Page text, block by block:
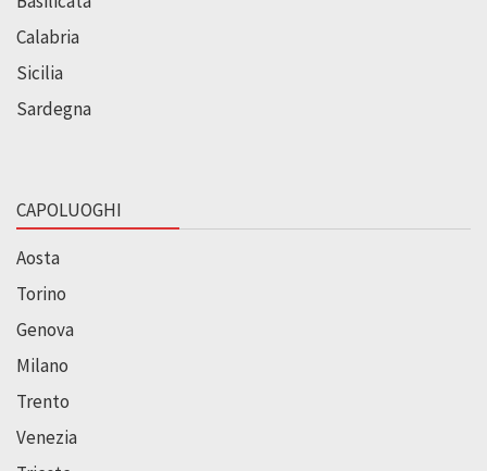
Calabria
Sicilia
Sardegna
CAPOLUOGHI
Aosta
Torino
Genova
Milano
Trento
Venezia